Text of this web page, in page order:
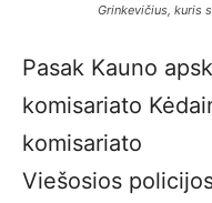
Grinkevičius, kuris
Pasak Kauno
komisariato
komisariato
Viešosios